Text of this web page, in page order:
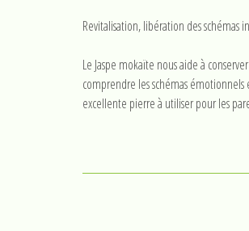
Revitalisation, libération des schémas
Le Jaspe mokaïte nous aide à
comprendre les schémas
excellente pierre à utiliser pour les